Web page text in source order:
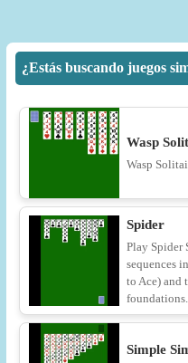
¿Estás buscando juegos
Wasp
Wasp
Spider
Play Spider
sequences
to Ace) and
foundations.
Simple